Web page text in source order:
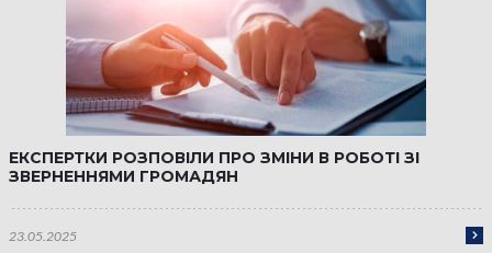
ЕКСПЕРТКИ РОЗПОВІЛИ ПРО ЗМІНИ В РОБОТІ ЗІ
ЗВЕРНЕННЯМИ ГРОМАДЯН
23.05.2025